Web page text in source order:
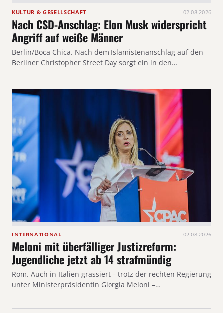
KULTUR & GESELLSCHAFT 02.08.2026
Nach CSD-Anschlag: Elon Musk widerspricht
Angriff auf weiße Männer
Berlin/Boca Chica. Nach dem Islamistenanschlag auf den
Berliner Christopher Street Day sorgt ein in den…
INTERNATIONAL 02.08.2026
Meloni mit überfälliger Justizreform:
Jugendliche jetzt ab 14 strafmündig
Rom. Auch in Italien grassiert – trotz der rechten Regierung
unter Ministerpräsidentin Giorgia Meloni –…